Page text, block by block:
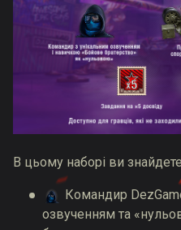
В цьому наборі ви
Командир
озвученням та